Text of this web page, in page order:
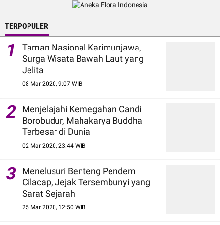
TERPOPULER
1
Taman Nasional Karimunjawa,
Surga Wisata Bawah Laut yang
Jelita
08 Mar 2020, 9:07 WIB
2
Menjelajahi Kemegahan Candi
Borobudur, Mahakarya Buddha
Terbesar di Dunia
02 Mar 2020, 23:44 WIB
3
Menelusuri Benteng Pendem
Cilacap, Jejak Tersembunyi yang
Sarat Sejarah
25 Mar 2020, 12:50 WIB